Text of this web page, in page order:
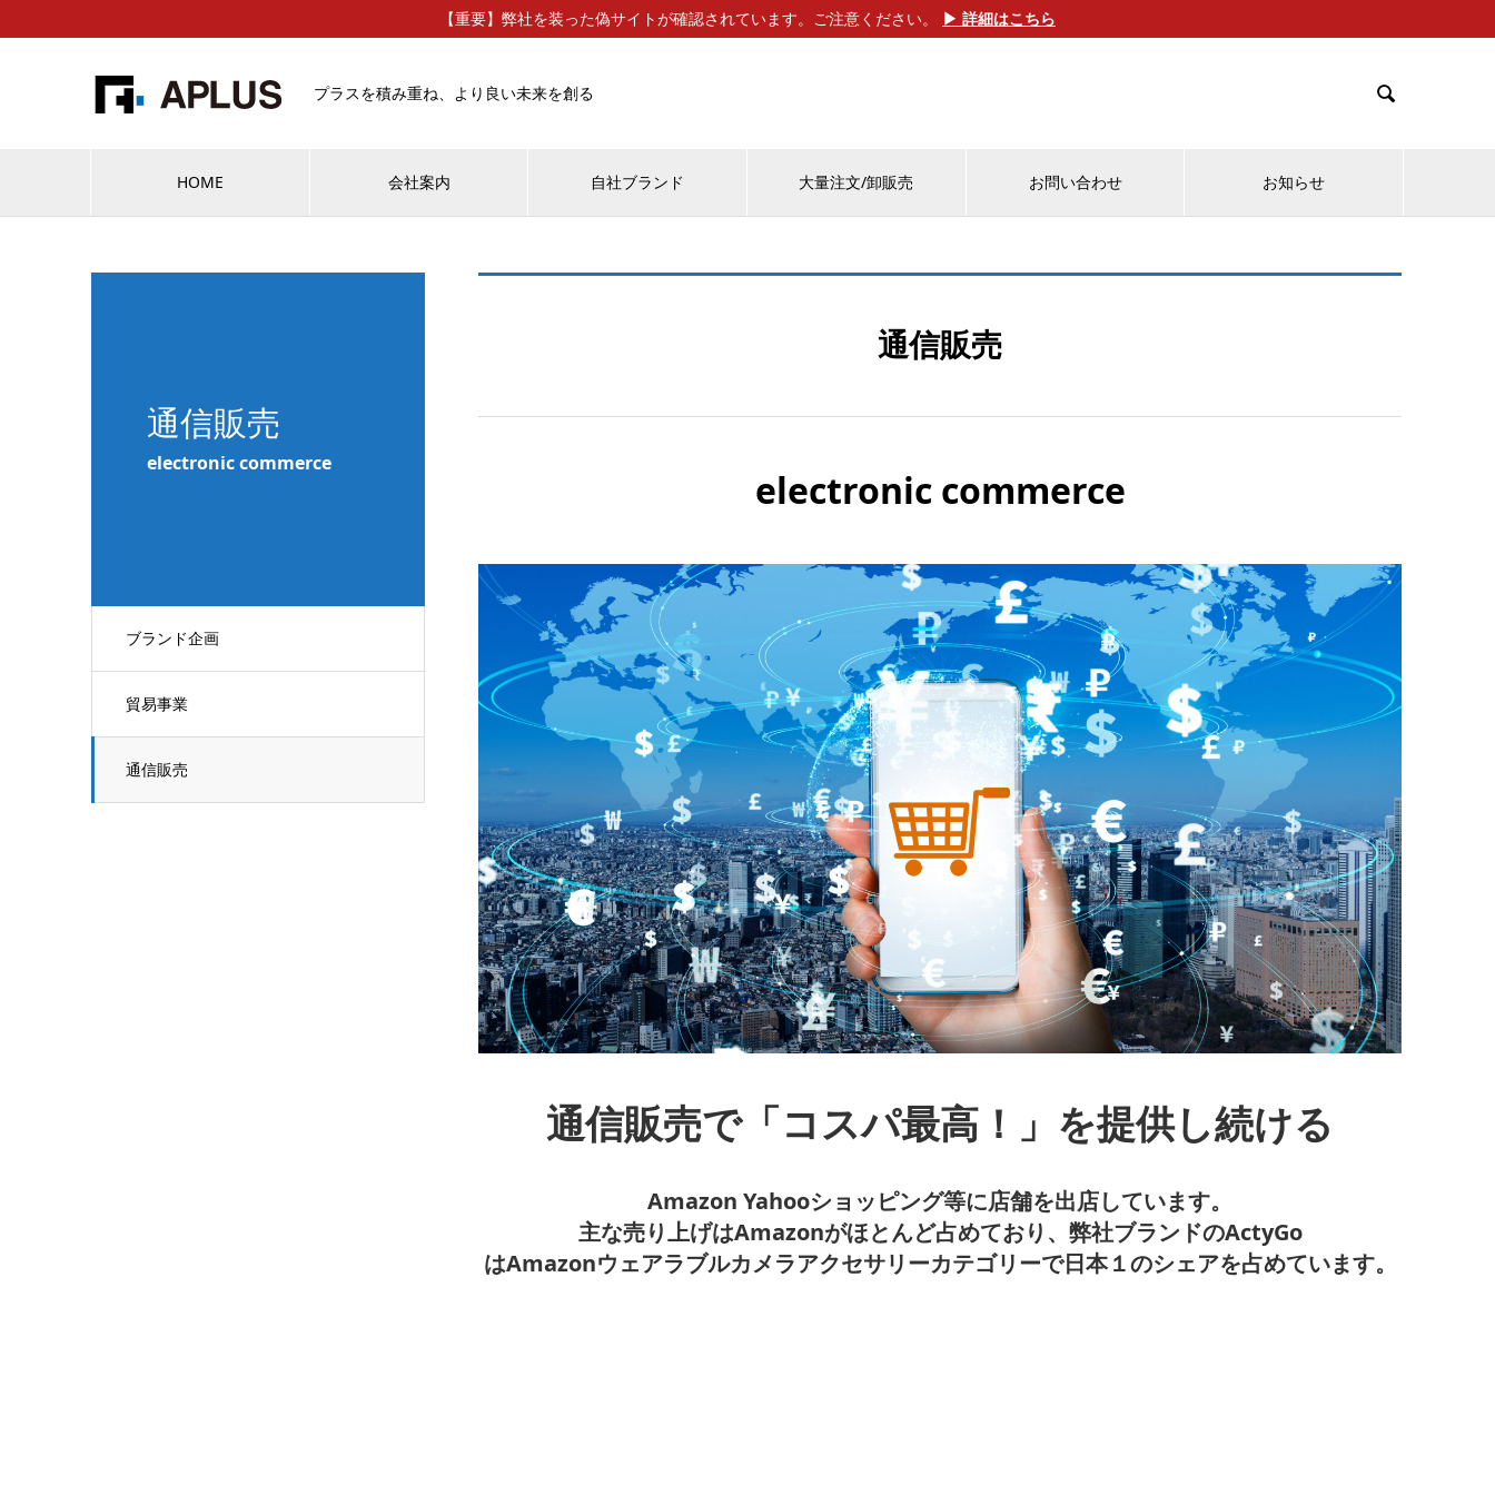
【重要】弊社を装った偽サイトが確認されています。ご注意ください。 ▶ 詳細はこちら
プラスを積み重ね、より良い未来を創る 
HOME 会社案内 自社ブランド 大量注文/卸販売 お問い合わせ お知らせ
通信販売
electronic commerce
ブランド企画
貿易事業
通信販売
通信販売
electronic commerce
通信販売で「コスパ最高！」を提供し続ける
Amazon Yahooショッピング等に店舗を出店しています。
主な売り上げはAmazonがほとんど占めており、弊社ブランドのActyGo
はAmazonウェアラブルカメラアクセサリーカテゴリーで日本１のシェアを占めています。